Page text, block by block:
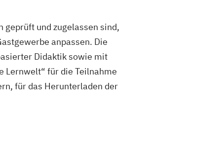
und zugelassen sind,
anpassen. Die
Didaktik sowie mit
Lernwelt“ für die Teilnahme
für das Herunterladen der